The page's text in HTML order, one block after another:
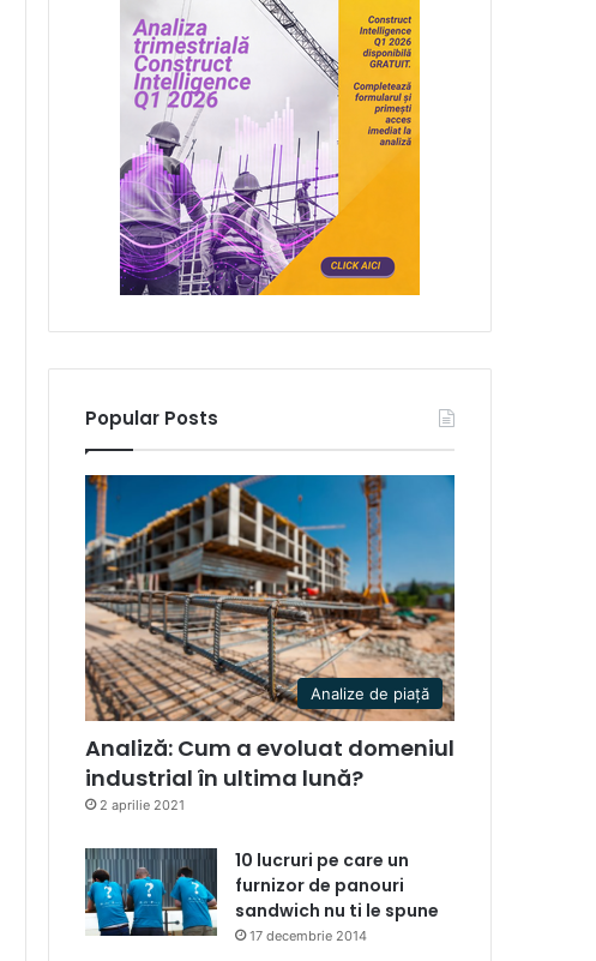
Popular Posts
Analize de piață
Analiză: Cum a evoluat domeniul
industrial în ultima lună?
2 aprilie 2021
10 lucruri pe care un
furnizor de panouri
sandwich nu ti le spune
17 decembrie 2014